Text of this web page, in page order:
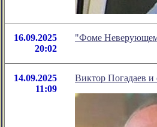
16.09.2025
20:02
"Фоме
14.09.2025
11:09
Виктор Погадаев и